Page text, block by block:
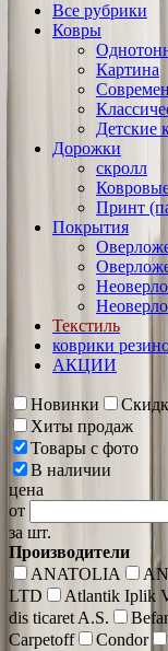
Все рубрики
Ковры
Картина
Детские
Дорожки
скролл
Принт
Покрытия
Текстиль
коврики
АКЦИИ
Новинки
Хиты продаж
Товары с фото
В наличии
цена
от
за шт.
Производители
ANATOLIA
LTD
Atlantik Iplik
dis ticaret A.S.
Carpetoff
Condor